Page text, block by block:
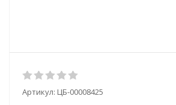
Артикул: ЦБ-00008425